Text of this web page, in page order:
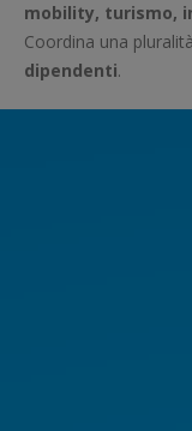
mobility, turismo,
Coordina una
dipendenti.